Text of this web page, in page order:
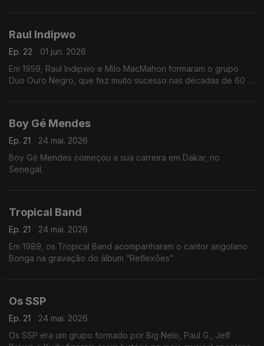
Raul Indipwo
Ep. 22
01 jun. 2026
Em 1959, Raul Indipwo e Milo MacMahon formaram o grupo
Duo Ouro Negro, que fez muito sucesso nas décadas de 60 e
Boy Gé Mendes
Ep. 21
24 mai. 2026
Boy Gé Mendes começou a sua carreira em Dakar, no
Senegal.
Tropical Band
Ep. 21
24 mai. 2026
Em 1989, os Tropical Band acompanharam o cantor angolano
Bonga na gravação do álbum “Reflexões”.
Os SSP
Ep. 21
24 mai. 2026
Os SSP era um grupo formado por Big Nelo, Paul G., Jeff